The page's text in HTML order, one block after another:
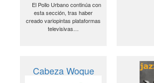
El Pollo Urbano continúa con
esta sección, tras haber
creado variopintas plataformas
televisivas…
Cabeza Woque